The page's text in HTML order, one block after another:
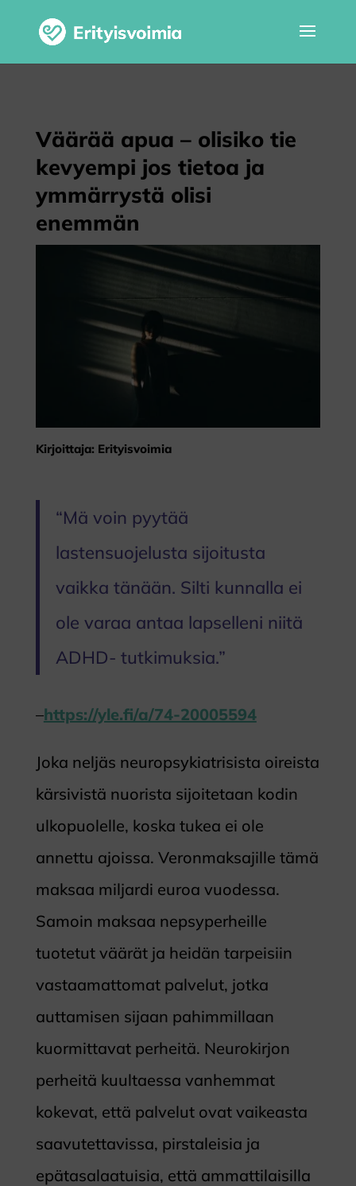
Väärää apua – olisiko tie
kevyempi jos tietoa ja
ymmärrystä olisi
enemmän
Kirjoittaja: Erityisvoimia
“Mä voin pyytää
lastensuojelusta sijoitusta
vaikka tänään. Silti kunnalla ei
ole varaa antaa lapselleni niitä
ADHD- tutkimuksia.”
–https://yle.fi/a/74-20005594
Joka neljäs neuropsykiatrisista oireista
kärsivistä nuorista sijoitetaan kodin
ulkopuolelle, koska tukea ei ole
annettu ajoissa. Veronmaksajille tämä
maksaa miljardi euroa vuodessa.
Samoin maksaa nepsyperheille
tuotetut väärät ja heidän tarpeisiin
vastaamattomat palvelut, jotka
auttamisen sijaan pahimmillaan
kuormittavat perheitä. Neurokirjon
perheitä kuultaessa vanhemmat
kokevat, että palvelut ovat vaikeasta
saavutettavissa, pirstaleisia ja
epätasalaatuisia, että ammattilaisilla